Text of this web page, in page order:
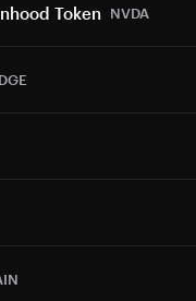
Token NVDA